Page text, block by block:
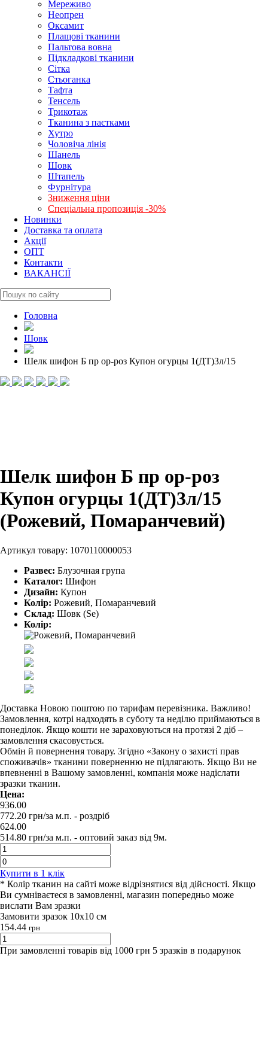
Мереживо
Неопрен
Оксамит
Плащові тканини
Пальтова вовна
Підкладкові тканини
Сітка
Стьоганка
Тафта
Тенсель
Трикотаж
Тканина з паєтками
Хутро
Чоловіча лінія
Шанель
Шовк
Штапель
Фурнітура
Зниження ціни
Спеціальна пропозиція -30%
Новинки
Доставка та оплата
Акції
ОПТ
Контакти
ВАКАНСІЇ
Головна
Шовк
Шелк шифон Б пр ор-роз Купон огурцы 1(ДТ)3л/15
Шелк шифон Б пр ор-роз
Купон огурцы 1(ДТ)3л/15
(Рожевий, Помаранчевий)
Артикул товару: 1070110000053
Развес: Блузочная група
Каталог: Шифон
Дизайн: Купон
Колір: Рожевий, Помаранчевий
Склад: Шовк (Se)
Колір:
Доставка Новою поштою по тарифам перевізника. Важливо!
Замовлення, котрі надходять в суботу та неділю приймаються в
понеділок. Якщо кошти не зараховуються на протязі 2 діб –
замовлення скасовується.
Обмін й повернення товару. Згідно «Закону о захисті прав
споживачів» тканини поверненню не підлягають. Якщо Ви не
впевненні в Вашому замовленні, компанія може надіслати
зразки тканин.
Цена:
936.00
772.20 грн/за м.п. - роздрiб
624.00
514.80 грн/за м.п. - оптовий заказ вiд 9м.
Купити в 1 клiк
* Колір тканин на сайті може відрізнятися від дійсності. Якщо
Ви сумніваєтеся в замовленні, магазин попередньо може
вислати Вам зразки
Замовити зразок 10х10 см
154.44 грн
При замовленні товарів від 1000 грн 5 зразків в подарунок